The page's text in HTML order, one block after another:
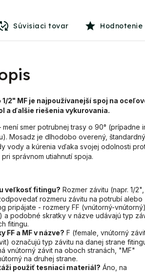
Súvisiaci tovar Hodnotenie
2" MF je najpoužívanejší spoj na
a ďalšie riešenia vykurovania.
smer potrubnej trasy o 90° (prípadne
Mosadz je dlhodobo overený, štandardný
vody a kúrenia vďaka svojej odolnosti
správnom utiahnutí spoja.
veľkosť fitingu? Rozmer závitu (napr. 1/2",
rozmeru závitu na potrubí alebo
pripájate - rozmery FF (vnútorný-vnútorný),
a podobné skratky v názve udávajú typ
fitingu.
FF a MF v názve? F (female, vnútorný
označujú typ závitu na danej strane
vnútorný závit na oboch stranách, "MF"
na druhej strane.
použiť tesniaci materiál? Áno, na